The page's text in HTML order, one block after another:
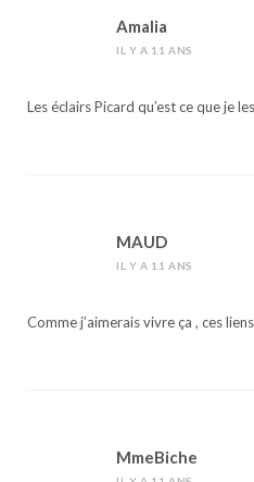
Amalia
IL Y A 11 ANS
Les éclairs Picard qu’est ce que je
MAUD
IL Y A 11 ANS
Comme j’aimerais vivre ça , ces
MmeBiche